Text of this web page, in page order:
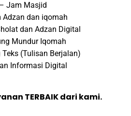
– Jam Masjid
Adzan dan iqomah
dan Adzan Digital
Mundur Iqomah
(Tulisan Berjalan)
Informasi Digital
TERBAIK dari kami.